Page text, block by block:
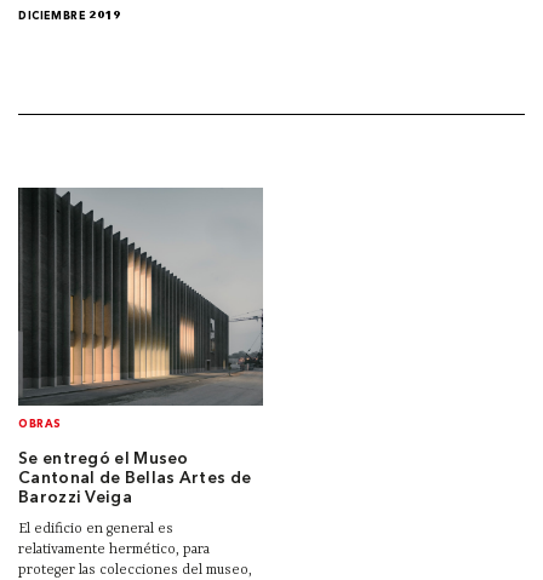
DICIEMBRE 2019
OBRAS
Se entregó el Museo
Cantonal de Bellas Artes de
Barozzi Veiga
El edificio en general es
relativamente hermético, para
proteger las colecciones del museo,